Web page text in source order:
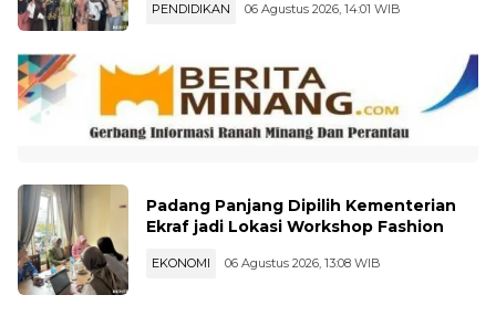
PENDIDIKAN 06 Agustus 2026, 14:01 WIB
Padang Panjang Dipilih Kementerian
Ekraf jadi Lokasi Workshop Fashion
EKONOMI 06 Agustus 2026, 13:08 WIB